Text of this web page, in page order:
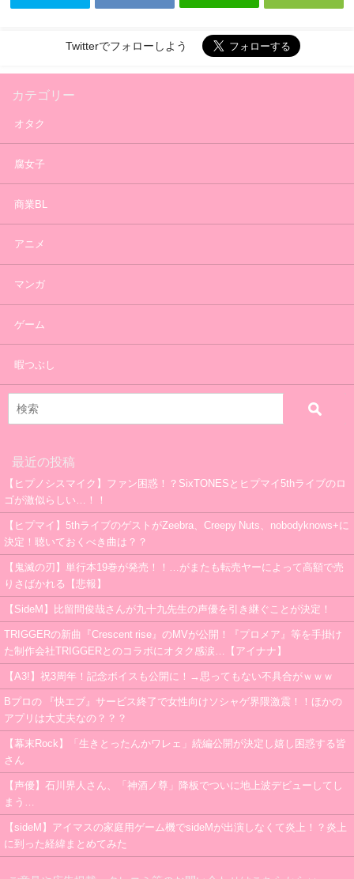
Twitterでフォローしよう
カテゴリー
オタク
腐女子
商業BL
アニメ
マンガ
ゲーム
暇つぶし
最近の投稿
【ヒプノシスマイク】ファン困惑！？SixTONESとヒプマイ5thライブのロ
ゴが激似らしい…！！
【ヒプマイ】5thライブのゲストがZeebra、Creepy Nuts、nobodyknows+に
決定！聴いておくべき曲は？？
【鬼滅の刃】単行本19巻が発売！！…がまたも転売ヤーによって高額で売
りさばかれる【悲報】
【SideM】比留間俊哉さんが九十九先生の声優を引き継ぐことが決定！
TRIGGERの新曲『Crescent rise』のMVが公開！『プロメア』等を手掛け
た制作会社TRIGGERとのコラボにオタク感涙…【アイナナ】
【A3!】祝3周年！記念ボイスも公開に！→思ってもない不具合がｗｗｗ
Bプロの 『快エブ』サービス終了で女性向けソシャゲ界隈激震！！ほかの
アプリは大丈夫なの？？？
【幕末Rock】「生きとったんかワレェ」続編公開が決定し嬉し困惑する皆
さん
【声優】石川界人さん、「神酒ノ尊」降板でついに地上波デビューしてし
まう…
【sideM】アイマスの家庭用ゲーム機でsideMが出演しなくて炎上！？炎上
に到った経緯まとめてみた